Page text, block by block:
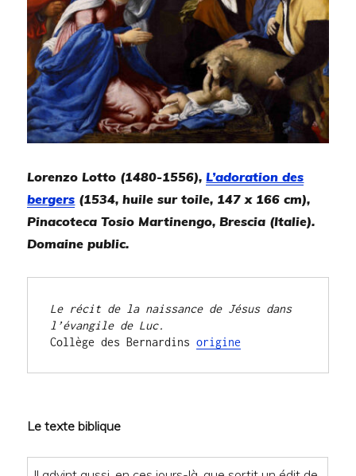
Lorenzo Lotto (1480-1556),L’adoration des
bergers (1534, huile sur toile, 147 x 166 cm),
Pinacoteca Tosio Martinengo, Brescia (Italie).
Domaine public.
Le récit de la naissance de Jésus dans
l’évangile de Luc.
Collège des Bernardins origine
Le texte biblique